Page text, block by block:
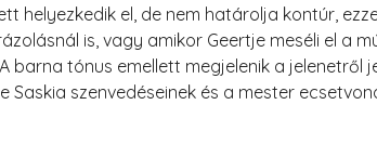
helyezkedik el, de nem határolja kontúr,
is, vagy amikor Geertje meséli el a
barna tónus emellett megjelenik a jelenetről
Saskia szenvedéseinek és a mester